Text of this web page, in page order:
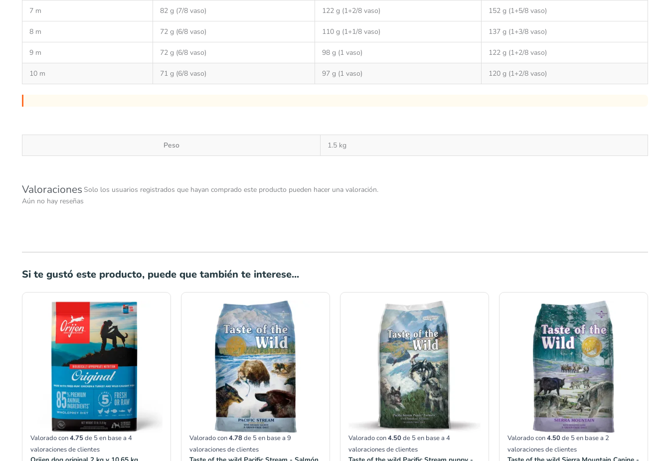
7 m 82 g (7/8 vaso) 122 g (1+2/8 vaso) 152 g (1+5/8 vaso)
8 m 72 g (6/8 vaso) 110 g (1+1/8 vaso) 137 g (1+3/8 vaso)
9 m 72 g (6/8 vaso) 98 g (1 vaso) 122 g (1+2/8 vaso)
10 m 71 g (6/8 vaso) 97 g (1 vaso) 120 g (1+2/8 vaso)
Peso 1.5 kg
Valoraciones
Aún no hay reseñas
Solo los usuarios registrados que hayan comprado este producto pueden hacer una valoración.
Si te gustó este producto, puede que también te interese...
Valorado con4.75de 5 en base a 4
valoraciones de clientes
de
precios:
desde
S/143.00
S/550.00
Valorado con4.78de 5 en base a 9
valoraciones de clientes
de
precios:
desde
S/94.50
hasta
S/328.50
Valorado con4.50de 5 en base a 4
valoraciones de clientes
de
precios:
desde
S/94.50
hasta
S/328.50
Valorado con4.50de 5 en base a 2
valoraciones de clientes
de
precios:
desde
S/94.50
hasta
S/328.50